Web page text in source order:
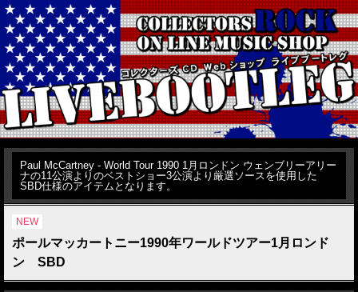
Paul McCartney - World Tour 1990 1月ロンドン ウェンブリーアリー
ナの11公演よりのベストショー3公演より厳選ソースを使用した
SBD仕様のアイテムとなります。
NEW
ポールマッカートニー1990年ワールドツアー1月ロンド
ン SBD